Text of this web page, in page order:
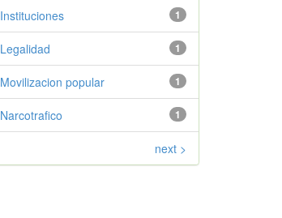
1
Instituciones
1
Legalidad
1
Movilizacion popular
1
Narcotrafico
next >